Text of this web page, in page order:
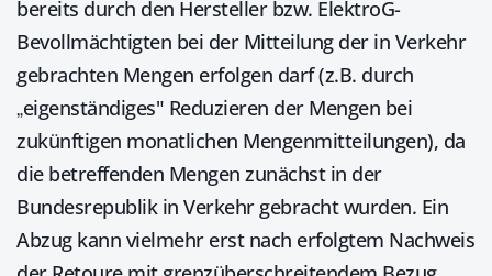
bereits durch den Hersteller bzw. ElektroG-
Bevollmächtigten bei der Mitteilung der in Verkehr
gebrachten Mengen erfolgen darf (z.B. durch
„eigenständiges" Reduzieren der Mengen bei
zukünftigen monatlichen Mengenmitteilungen), da
die betreffenden Mengen zunächst in der
Bundesrepublik in Verkehr gebracht wurden. Ein
Abzug kann vielmehr erst nach erfolgtem Nachweis